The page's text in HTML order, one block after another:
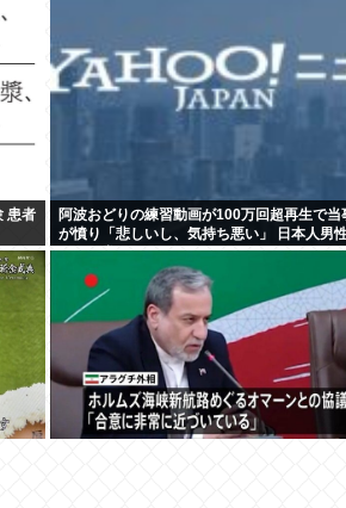
患者
阿波おどりの練習動画が100万回超再生で当
が憤り「悲しいし、気持ち悪い」 日本人男
欲は異常